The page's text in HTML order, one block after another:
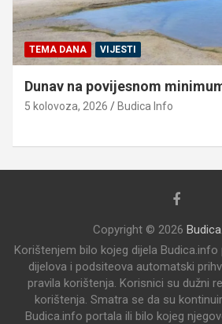
TEMA DANA VIJESTI
Dunav na povijesnom
5 kolovoza, 2026 Budica Info
Copyright © 2026
Korištenjem bilo kojeg dijela
dijelova i podsiteova automatski
pravila korištenja. Korisnici su dužni
korištenja. Smatra se da su
Budica.info portala ili bilo kojeg